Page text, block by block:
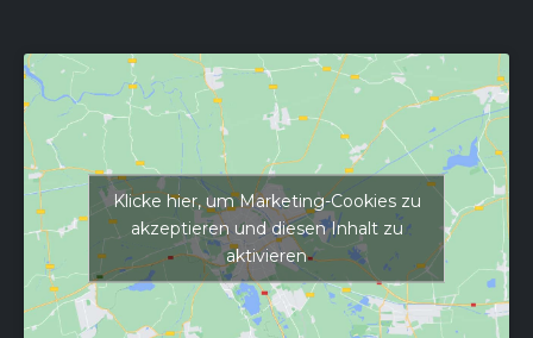
Klicke hier, um Marketing-Cookies zu
akzeptieren und diesen Inhalt zu
aktivieren